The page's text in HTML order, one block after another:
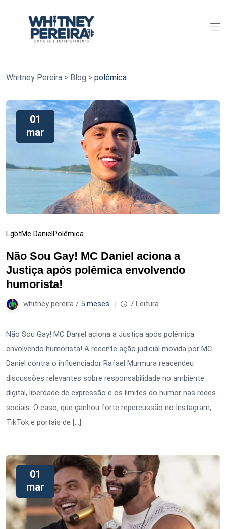
Whitney Pereira > Blog > polêmica
01
mar
LgbtMc DanielPolêmica
Não Sou Gay! MC Daniel aciona a
Justiça após polêmica envolvendo
humorista!
whitney pereira / 5 meses 7 Leitura
Não Sou Gay! MC Daniel aciona a Justiça após polêmica
envolvendo humorista! A recente ação judicial movida por MC
Daniel contra o influenciador Rafael Murmura reacendeu
discussões relevantes sobre responsabilidade no ambiente
digital, liberdade de expressão e os limites do humor nas redes
sociais. O caso, que ganhou forte repercussão no Instagram,
TikTok e portais de […]
01
mar